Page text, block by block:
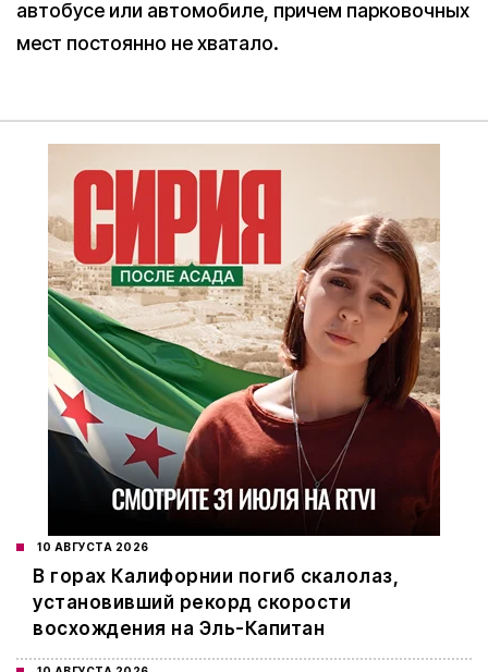
автобусе или автомобиле, причем парковочных
мест постоянно не хватало.
10 АВГУСТА 2026
В горах Калифорнии погиб скалолаз,
установивший рекорд скорости
восхождения на Эль-Капитан